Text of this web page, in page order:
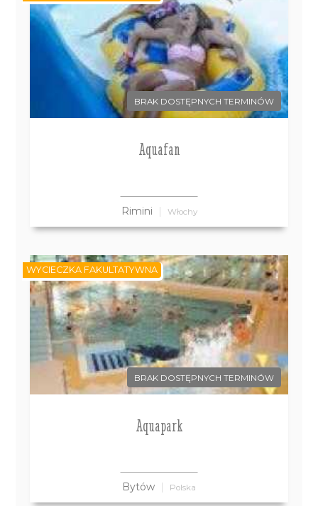
BRAK DOSTĘPNYCH TERMINÓW
Aquafan
Rimini Włochy
BRAK DOSTĘPNYCH TERMINÓW
Aquapark
Bytów Polska
WYCIECZKA FAKULTATYWNA